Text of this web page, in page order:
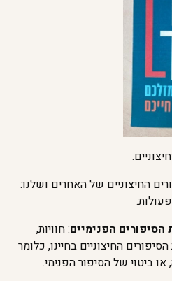
החיצוניים של האחרים ושלנו:
הפנימיים: חוויות,
החיצוניים בחיינו, כלומר
ביטוי של הסיפור הפנימי.